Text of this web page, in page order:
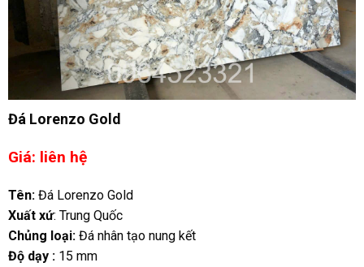
Đá Lorenzo Gold
Giá: liên hệ
Tên: Đá Lorenzo Gold
Xuất xứ: Trung Quốc
Chủng loại:Đá nhân tạo nung kết
Độ dạy :15 mm